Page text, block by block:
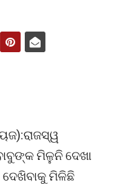
ମିଳୁନି ଦେଖା
ମିଳିଛି